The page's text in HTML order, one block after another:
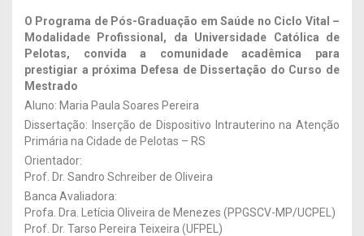
O Programa de Pós-Graduação em Saúde no Ciclo Vital –
Modalidade Profissional, da Universidade Católica de
Pelotas, convida a comunidade acadêmica para
prestigiar a próxima Defesa de Dissertação do Curso de
Mestrado
Aluno: Maria Paula Soares Pereira
Dissertação: Inserção de Dispositivo Intrauterino na Atenção
Primária na Cidade de Pelotas – RS
Orientador:
Prof. Dr. Sandro Schreiber de Oliveira
Banca Avaliadora:
Profa. Dra. Letícia Oliveira de Menezes (PPGSCV-MP/UCPEL)
Prof. Dr. Tarso Pereira Teixeira (UFPEL)